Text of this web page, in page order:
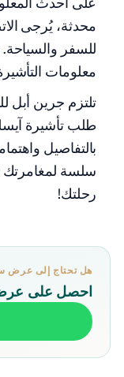
محدثة، يُرجى
للسفر
معلومات
تلتزم جرين أبل
طلب تأشيرة
بالتفاصيل
سلسة لمغامرتك
رحلتك!
هل تحتاج إلى عرض
احصل على عرض